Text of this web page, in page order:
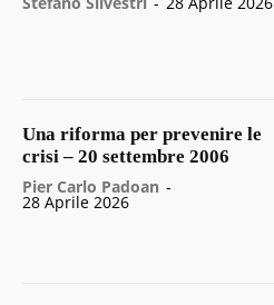
Una riforma per prevenire le
crisi – 20 settembre 2006
Pier Carlo Padoan -
28 Aprile 2026